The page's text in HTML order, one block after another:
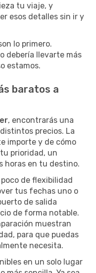
tu viaje, y
esos detalles sin ir y
lo primero.
debería llevarte más
estamos.
baratos a
, encontrarás una
precios. La
importe y de cómo
prioridad, un
horas en tu destino.
de flexibilidad
tus fechas uno o
de salida
de forma notable.
muestran
para que puedas
necesita.
en un solo lugar